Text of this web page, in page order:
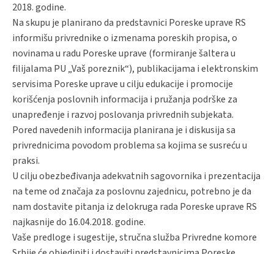
2018. godine.
Na skupu je planirano da predstavnici Poreske uprave RS
informišu privrednike o izmenama poreskih propisa, o
novinama u radu Poreske uprave (formiranje šaltera u
filijalama PU „Vaš poreznik“), publikacijama i elektronskim
servisima Poreske uprave u cilju edukacije i promocije
korišćenja poslovnih informacija i pružanja podrške za
unapređenje i razvoj poslovanja privrednih subjekata.
Pored navedenih informacija planirana je i diskusija sa
privrednicima povodom problema sa kojima se susreću u
praksi.
U cilju obezbeđivanja adekvatnih sagovornika i prezentacija
na teme od značaja za poslovnu zajednicu, potrebno je da
nam dostavite pitanja iz delokruga rada Poreske uprave RS
najkasnije do 16.04.2018. godine.
Vaše predloge i sugestije, stručna služba Privredne komore